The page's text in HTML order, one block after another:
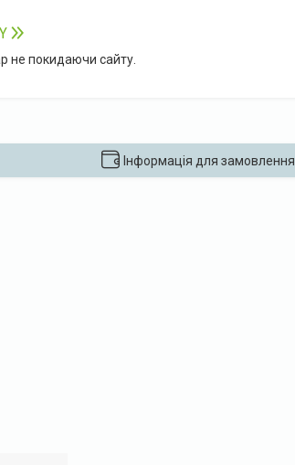
не покидаючи сайту.
Інформація для замовлення